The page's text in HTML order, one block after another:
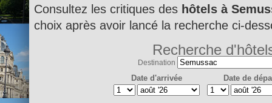
Consultez les critiques des hôtels à
choix après avoir lancé la recherche ci-
Recherche
Destination
Date d'arrivée Date de